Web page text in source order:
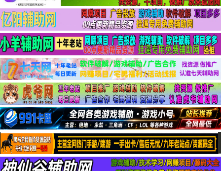
单机游戏
社交娱乐
系统工具
活动线报
常用办公
源码收集
值得一看
两性情感